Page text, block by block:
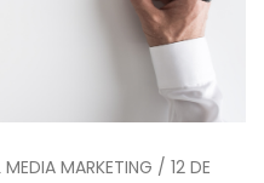
MARKETING / 12 DE